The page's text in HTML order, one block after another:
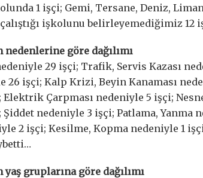
1 işçi; Gemi, Tersane, Deniz,
işkolunu belirleyemediğimiz 12
göre dağılımı
29 işçi; Trafik, Servis Kazası
26 işçi; Kalp Krizi, Beyin Kanaması
Çarpması nedeniyle 5 işçi;
nedeniyle 3 işçi; Patlama, Yanma
2 işçi; Kesilme, Kopma nedeniyle 1
gruplarına göre dağılımı